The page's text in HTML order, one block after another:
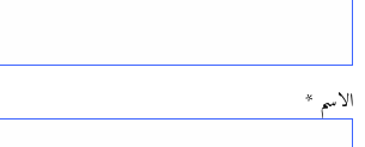
الاسم *